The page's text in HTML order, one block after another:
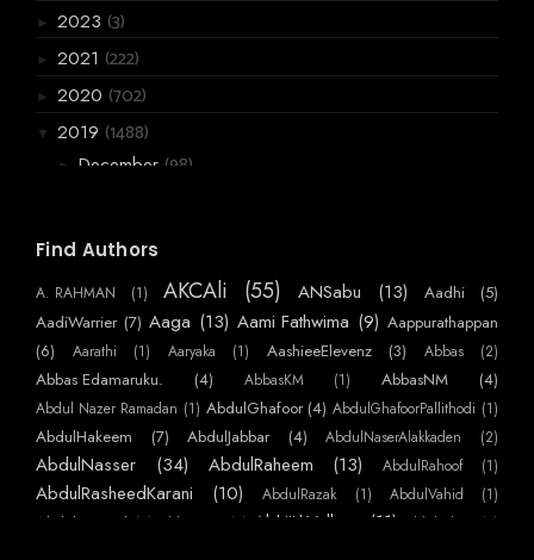
► 2023 (3)
► 2021 (222)
► 2020 (702)
▼ 2019 (1488)
► December (98)
► October(178)
(161)
അവളുടെരാവുകൾ
നിഴലായ്‌ മാത്രം. - Part 30
☆ കൈ നീട്ടം ☆
കരൾയുദ്ധങ്ങൾ
മാറ്റിവെക്കപ്പെടുന്ന ആത്മഹത്യകൾ
മക്കൾ
Find Authors
A. RAHMAN (1) AKCAli (55) ANSabu (13) Aadhi
(5)
AadiWarrier (7) Aaga (13) Aami Fathwima (9) Aappurathappan
(6)
Aarathi (1) Aaryaka (1) AashieeElevenz (3) Abbas (2)
Abbas Edamaruku. (4) AbbasKM (1) AbbasNM (4)
Abdul Nazer Ramadan (1) AbdulGhafoor (4) AbdulGhafoorPallithodi (1)
AbdulHakeem (7) AbdulJabbar (4) AbdulNaserAlakkaden (2)
AbdulNasser (34) AbdulRaheem (13) AbdulRahoof (1)
AbdulRasheedKarani (10) AbdulRazak (1) AbdulVahid (1)
Abdulmajeed (7) AbhiKattor (1) AbhijithVelloor (11) AbhilashKP
(1)